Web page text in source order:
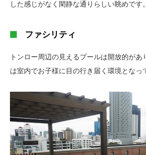
した感じがなく閑静な通りらしい眺めです。
ファシリティ
トンロー周辺の見えるプールは開放的があ
は室内でお子様に目の行き届く環境となっ